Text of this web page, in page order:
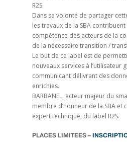
R2S.
Dans sa volonté de partager
les travaux de la SBA
compétence des acteurs de la
de la nécessaire transition /
Le but de ce label est de
nouveaux services à l’utilisateur
communicant délivrant des
enrichies.
BARBANEL, acteur majeur du
membre d’honneur de la SBA
expert technique, du label R2S.
PLACES LIMITEES –